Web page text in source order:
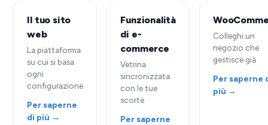
Il tuo sito
web
La piattaforma
su cui si basa
ogni
configurazione
Per saperne
di più →
Funzionalità
di e-
commerce
Vetrina
sincronizzata
con le tue
scorte
Per saperne
Colleghi un
negozio che
gestisce già
Per saperne
più →